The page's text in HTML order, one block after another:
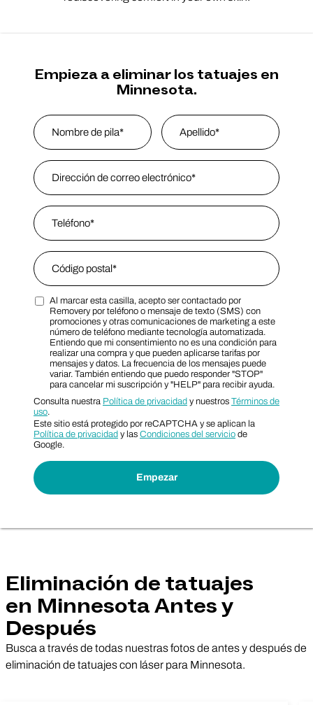
Empieza a eliminar los tatuajes en
Minnesota.
Name
Nombre
Email Address
Phone
Zip Code
Zip Code
Marketing SMS Consent Terms
Al marcar esta casilla, acepto ser contactado por
Removery por teléfono o mensaje de texto (SMS) con
promociones y otras comunicaciones de marketing a este
número de teléfono mediante tecnología automatizada.
Entiendo que mi consentimiento no es una condición para
realizar una compra y que pueden aplicarse tarifas por
mensajes y datos. La frecuencia de los mensajes puede
variar. También entiendo que puedo responder "STOP"
para cancelar mi suscripción y "HELP" para recibir ayuda.
Consulta nuestra Política de privacidad y nuestros Términos de
uso.
Este sitio está protegido por reCAPTCHA y se aplican la
Política de privacidad y las Condiciones del servicio de
Google.
Eliminación de tatuajes
en Minnesota Antes y
Después
Busca a través de todas nuestras fotos de antes y después de
eliminación de tatuajes con láser para Minnesota.